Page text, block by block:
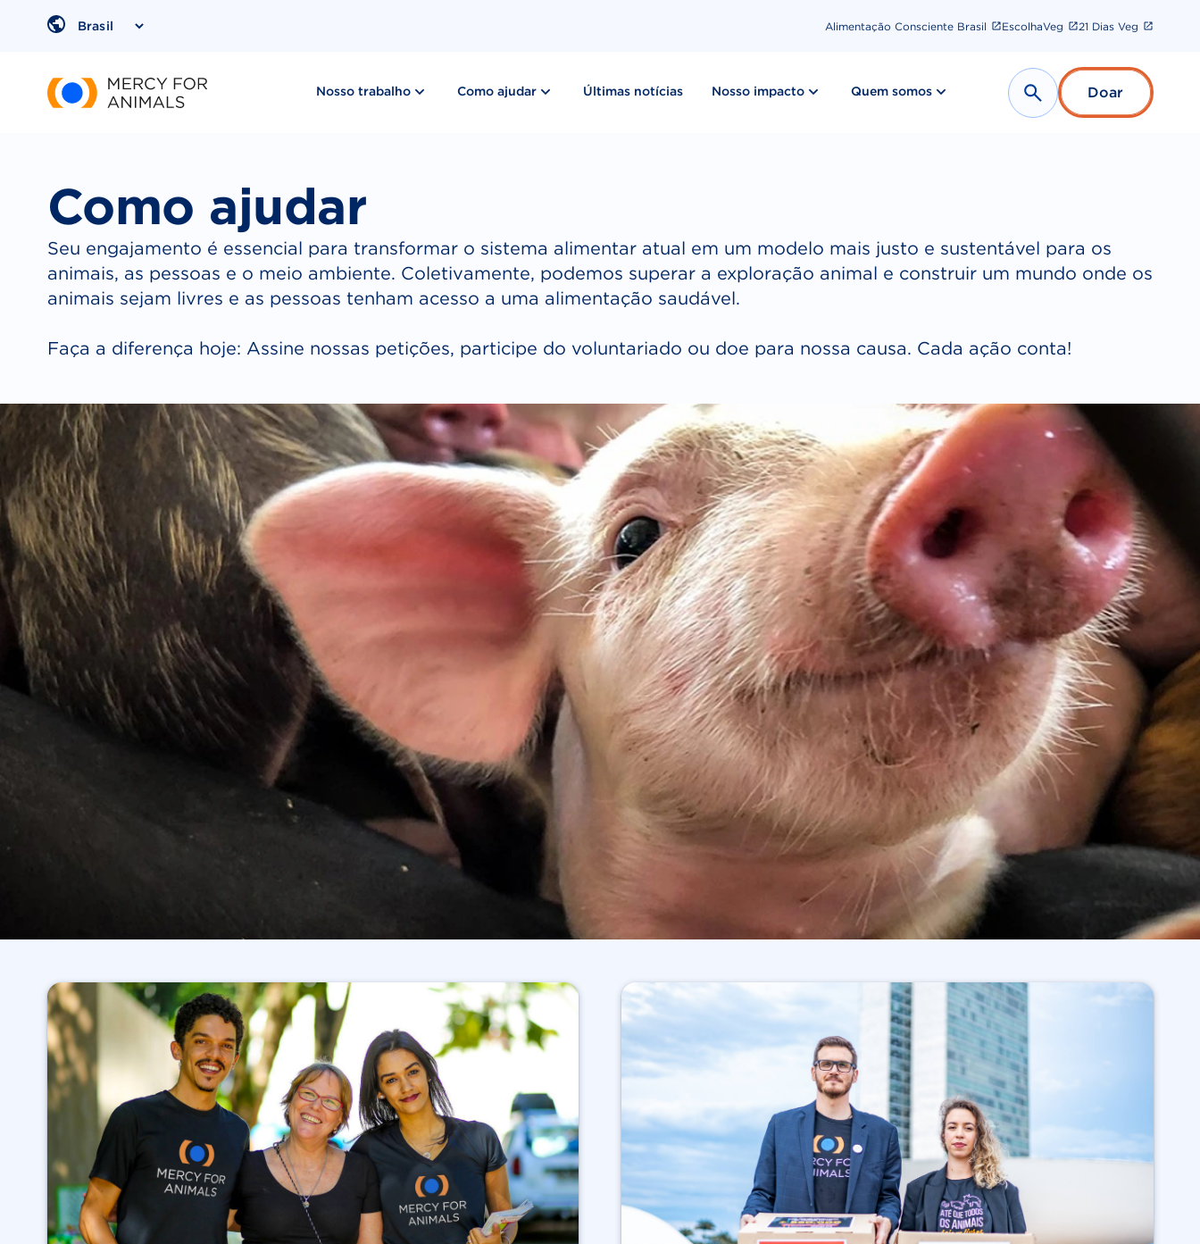
Region Alimentação Consciente Brasil EscolhaVeg 21 Dias Veg
Nosso trabalho Como ajudar Últimas notícias Nosso impacto show submenu for “ Nosso impacto ”
Quem somos Search Doar
Como ajudar
Seu engajamento é essencial para transformar o sistema alimentar atual em um modelo mais justo e sustentável para os
animais, as pessoas e o meio ambiente. Coletivamente, podemos superar a exploração animal e construir um mundo onde os
animais sejam livres e as pessoas tenham acesso a uma alimentação saudável.
Faça a diferença hoje: Assine nossas petições, participe do voluntariado ou doe para nossa causa. Cada ação conta!